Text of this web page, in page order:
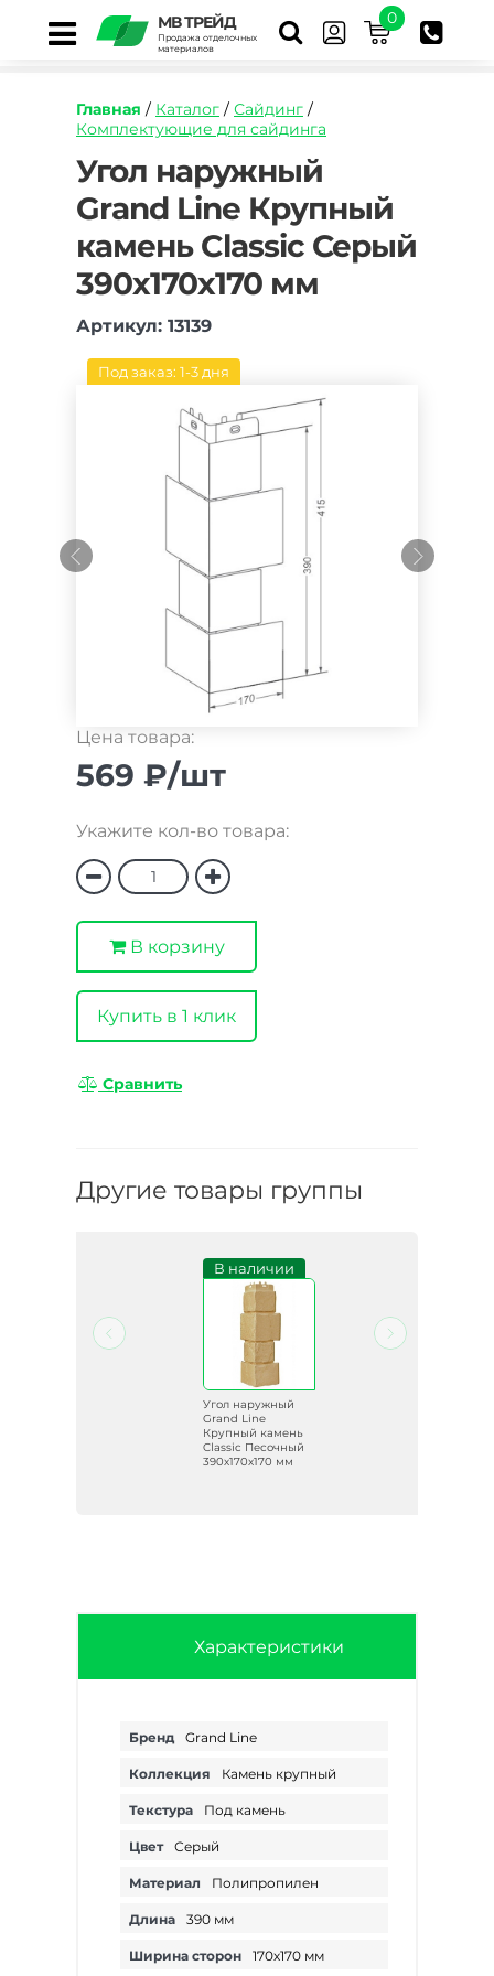
МВ ТРЕЙД
Продажа отделочных
материалов
0
Главная / Каталог / Сайдинг /
Комплектующие для сайдинга
https://mvtrade.ru/images/id/normal/ugol-
naruzhnyy-
grand-
line-
krupnyy-
kamen-
standart-
Угол наружный
Grand Line Крупный
камень Classic Серый
390х170х170 мм
Артикул: 13139
Под заказ: 1-3 дня
Цена товара:
569 ₽/шт
Укажите кол-во товара:
В корзину
Купить в 1 клик
Сравнить
Другие товары группы
В наличии
Угол наружный
Grand Line
Крупный камень
Classic Песочный
390х170х170 мм
Характеристики
Бренд Grand Line
Коллекция Камень крупный
Текстура Под камень
Цвет Серый
Материал Полипропилен
Длина 390 мм
Ширина сторон 170х170 мм